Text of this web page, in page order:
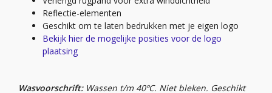
Reflectie-elementen
Geschikt om te laten bedrukken met je eigen logo
Bekijk hier de mogelijke posities voor de logo
plaatsing
Wasvoorschrift: Wassen t/m 40ºC. Niet bleken. Geschikt